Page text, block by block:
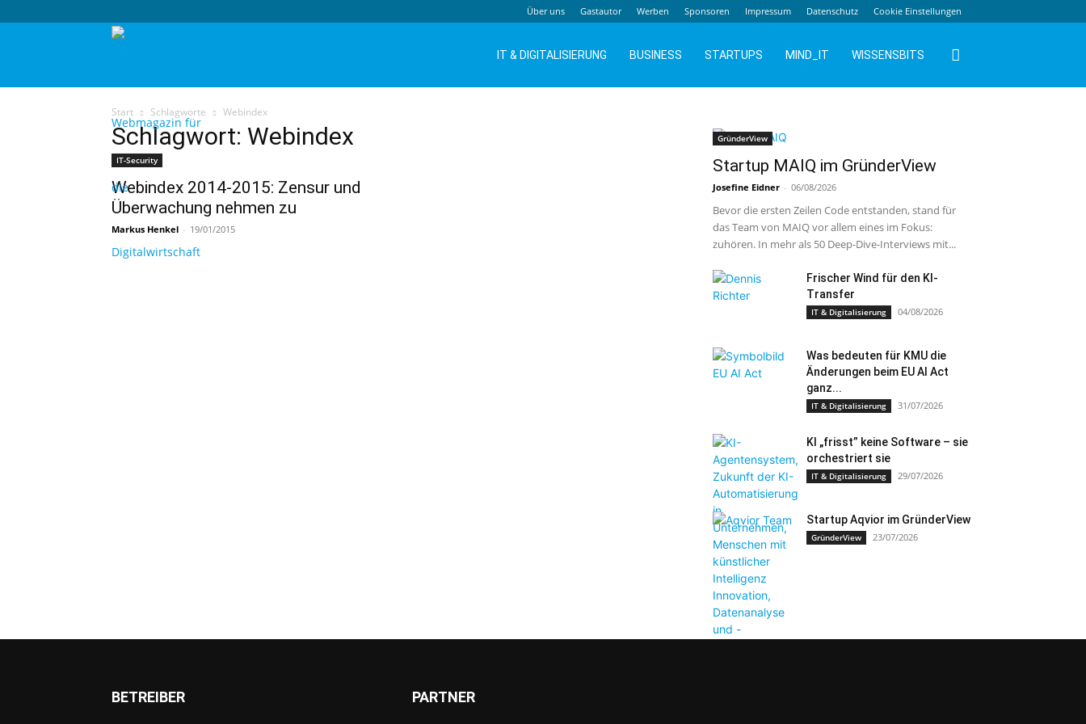
Über uns Gastautor Werben Sponsoren Impressum Datenschutz Cookie Einstellungen
IT & DIGITALISIERUNG BUSINESS STARTUPS MIND_IT WISSENSBITS
Start Schlagworte Webindex
Schlagwort: Webindex
IT-Security
Webindex 2014-2015: Zensur und
Überwachung nehmen zu
Markus Henkel - 19/01/2015
GründerView
Startup MAIQ im GründerView
Josefine Eidner - 06/08/2026
Bevor die ersten Zeilen Code entstanden, stand für
das Team von MAIQ vor allem eines im Fokus:
zuhören. In mehr als 50 Deep-Dive-Interviews mit...
Frischer Wind für den KI-
Transfer
IT & Digitalisierung 04/08/2026
Was bedeuten für KMU die
Änderungen beim EU AI Act
ganz...
IT & Digitalisierung 31/07/2026
KI „frisst” keine Software – sie
orchestriert sie
IT & Digitalisierung 29/07/2026
Startup Aqvior im GründerView
GründerView 23/07/2026
BETREIBER PARTNER